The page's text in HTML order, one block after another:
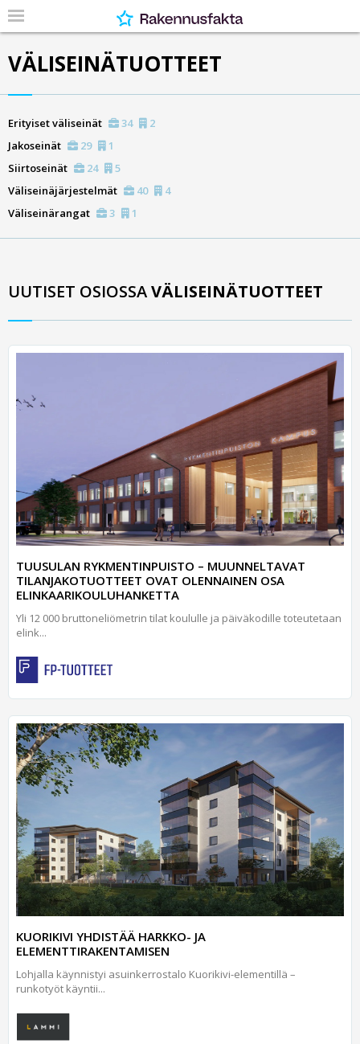
VÄLISEINÄTUOTTEET
Erityiset väliseinät 34
2
Jakoseinät
29
1
Siirtoseinät
24
5
Väliseinäjärjestelmät
40
4
Väliseinärangat
3 1
UUTISET OSIOSSAVÄLISEINÄTUOTTEET
TUUSULAN RYKMENTINPUISTO – MUUNNELTAVAT
TILANJAKOTUOTTEET OVAT OLENNAINEN OSA
ELINKAARIKOULUHANKETTA
Yli 12 000 bruttoneliömetrin tilat koululle ja päiväkodille toteutetaan
elink...
KUORIKIVI YHDISTÄÄ HARKKO- JA
ELEMENTTIRAKENTAMISEN
Lohjalla käynnistyi asuinkerrostalo Kuorikivi-elementillä –
runkotyöt käyntii...